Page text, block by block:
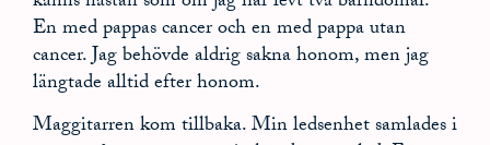
En med pappas cancer och en med pappa utan
cancer. Jag behövde aldrig sakna honom, men jag
längtade alltid efter honom.
Maggitarren kom tillbaka. Min ledsenhet samlades i